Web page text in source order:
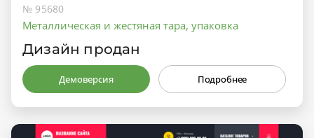
№ 95680
Металлическая и жестяная тара, упаковка
Дизайн продан
Демоверсия Подробнее